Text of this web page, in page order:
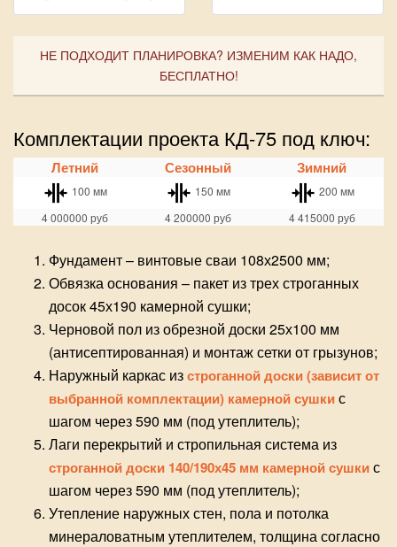
НЕ ПОДХОДИТ ПЛАНИРОВКА? ИЗМЕНИМ КАК НАДО,
БЕСПЛАТНО!
Комплектации проекта КД-75 под ключ:
Летний Сезонный Зимний
100 мм 150 мм
200 мм
4 000000 руб 4 200000 руб 4 415000 руб
Фундамент – винтовые сваи 108х2500 мм;
Обвязка основания – пакет из трех строганных
досок 45х190 камерной сушки;
Черновой пол из обрезной доски 25х100 мм
(антисептированная) и монтажсетки от грызунов;
Наружный каркас изстроганной доски (зависит от
выбранной комплектации) камерной сушкис
шагом через 590 мм (под утеплитель);
Лаги перекрытий и стропильная система из
строганной доски 140/190х45 мм камерной сушкис
шагом через 590 мм (под утеплитель);
Утепление наружных стен, пола и потолка
минераловатным утеплителем, толщина согласно